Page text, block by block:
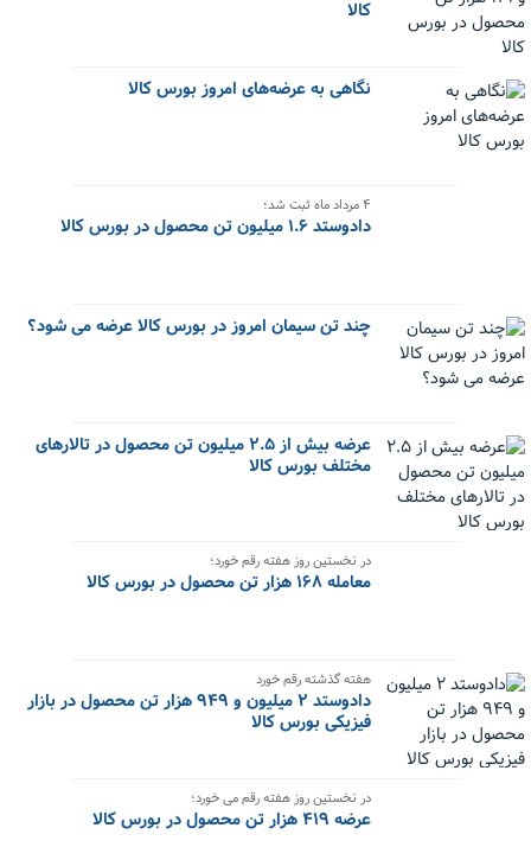
کالا
نگاهی به عرضه‌های امروز بورس کالا
۴ مرداد ماه ثبت شد؛
دادوستد ۱.۶ میلیون تن محصول در بورس کالا
چند تن سیمان امروز در بورس کالا عرضه می شود؟
عرضه بیش از ۲.۵ میلیون تن محصول در تالارهای
مختلف بورس کالا
در نخستین روز هفته رقم خورد؛
معامله ۱۶۸ هزار تن محصول در بورس کالا
هفته گذشته رقم خورد
دادوستد ۲ میلیون و ۹۴۹ هزار تن محصول در بازار
فیزیکی بورس کالا
در نخستین روز هفته رقم می خورد؛
عرضه ۴۱۹ هزار تن محصول در بورس کالا